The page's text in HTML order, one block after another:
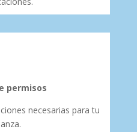
permisos
necesarias para tu